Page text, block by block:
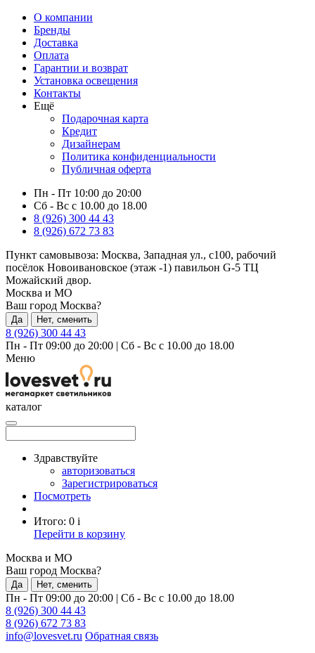
О компании
Бренды
Доставка
Оплата
Гарантии и возврат
Установка освещения
Контакты
Ещё
Подарочная карта
Кредит
Дизайнерам
Политика конфиденциальности
Публичная оферта
Пн - Пт 10:00 до 20:00
Сб - Вс с 10.00 до 18.00
8 (926) 300 44 43
8 (926) 672 73 83
Пункт самовывоза: Москва, Западная ул., с100, рабочий
посёлок Новоивановское (этаж -1) павильон G-5 ТЦ
Можайский двор.
Москва и МО
Ваш город Москва?
Да Нет, сменить
8 (926) 300 44 43
Пн - Пт 09:00 до 20:00 | Сб - Вс с 10.00 до 18.00
Меню
каталог
Здравствуйте
авторизоваться
Зарегистрироваться
Посмотреть
Итого: 0 i
Перейти в корзину
Москва и МО
Ваш город Москва?
Да Нет, сменить
Пн - Пт 09:00 до 20:00 | Сб - Вс с 10.00 до 18.00
8 (926) 300 44 43
8 (926) 672 73 83
info@lovesvet.ru Обратная связь